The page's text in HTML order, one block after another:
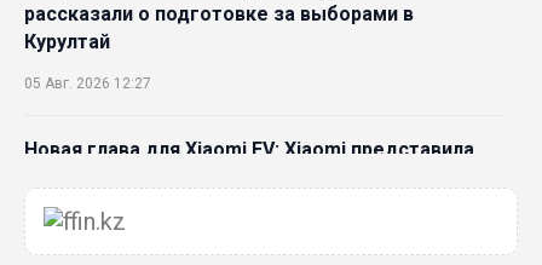
рассказали о подготовке за выборами в
Курултай
05 Авг. 2026 12:27
Новая глава для Xiaomi EV: Xiaomi представила
Xiaomi SkyNomad
04 Авг. 2026 18:35